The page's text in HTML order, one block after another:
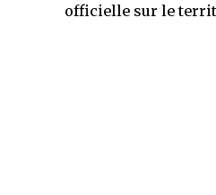
officielle sur le